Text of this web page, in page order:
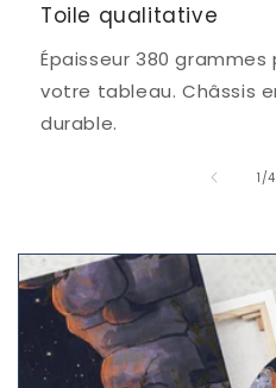
Toile qualitative
Épaisseur 380
votre tableau. Châssis
durable.
1 /de
4